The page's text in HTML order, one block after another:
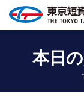
本日